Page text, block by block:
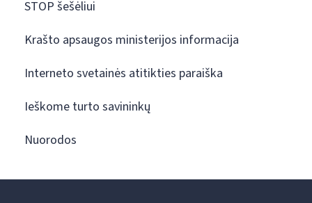
STOP šešėliui
Krašto apsaugos ministerijos informacija
Interneto svetainės atitikties paraiška
Ieškome turto savininkų
Nuorodos